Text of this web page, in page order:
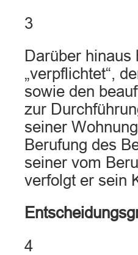
3
Darüber hinaus
„verpflichtet“,
sowie den
zur
seiner
Berufung des
seiner vom
verfolgt er sein
4